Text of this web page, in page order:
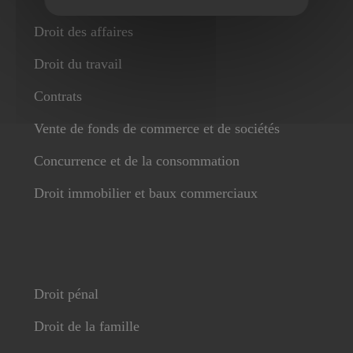
Droit des affaires
Droit du travail
Contrats
Vente de fonds de commerce et de sociétés
Concurrence et de la consommation
Droit immobilier et baux commerciaux
Droit pénal
Droit de la famille